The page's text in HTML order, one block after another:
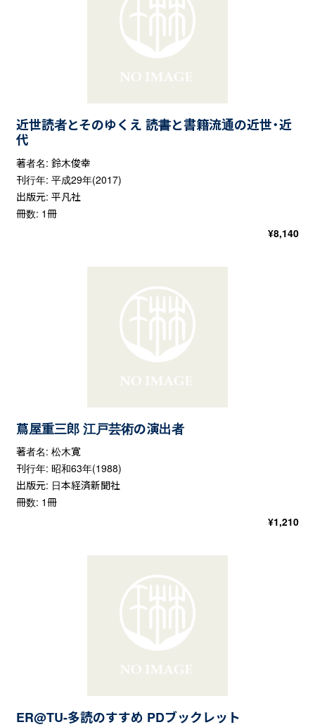
近世読者とそのゆくえ 読書と書籍流通の近世・近
代
著者名: 鈴木俊幸
刊行年: 平成29年(2017)
出版元: 平凡社
冊数: 1冊
¥8,140
蔦屋重三郎 江戸芸術の演出者
著者名: 松木寛
刊行年: 昭和63年(1988)
出版元: 日本経済新聞社
冊数: 1冊
¥1,210
ER@TU-多読のすすめ PDブックレット